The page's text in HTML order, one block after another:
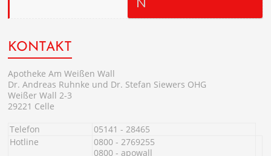
N
KONTAKT
Apotheke Am Weißen Wall
Dr. Andreas Ruhnke und Dr. Stefan Siewers OHG
Weißer Wall 2-3
29221 Celle
Telefon
05141 - 28465
Hotline
0800 - 2769255
0800 - apowall